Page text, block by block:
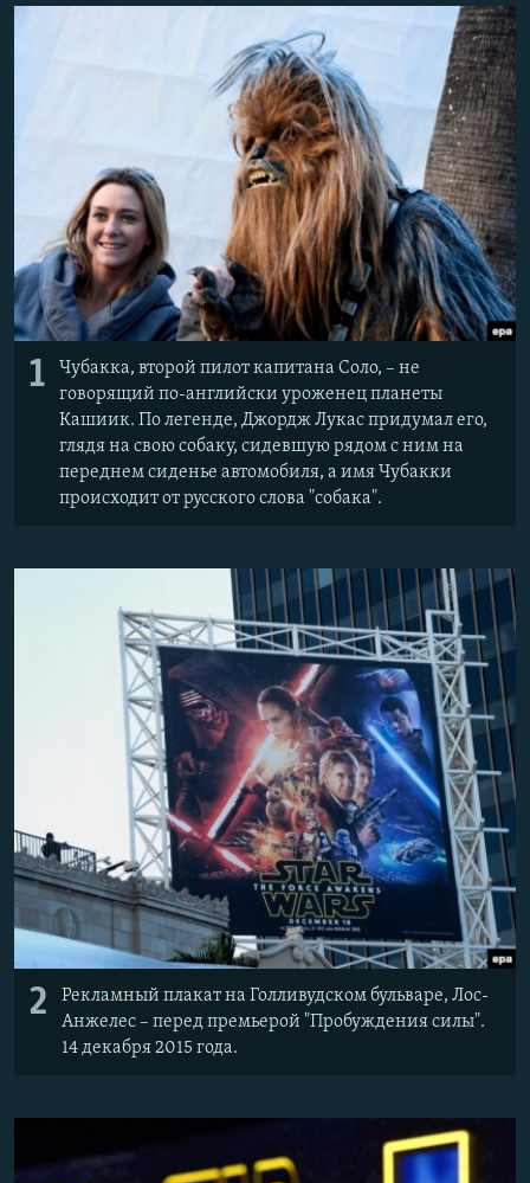
УКРАИНСКАЯ ПРОБЛЕМА КРЫМА
Все сайты RFE/RL
1
Чубакка, второй пилот капитана Соло, – не
говорящий по-английски уроженец планеты
Кашиик. По легенде, Джордж Лукас придумал его,
глядя на свою собаку, сидевшую рядом с ним на
переднем сиденье автомобиля, а имя Чубакки
происходит от русского слова "собака".
2
Рекламный плакат на Голливудском бульваре, Лос-
Анжелес – перед премьерой "Пробуждения силы".
14 декабря 2015 года.